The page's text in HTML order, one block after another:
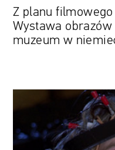
niemieckim
Hagen
Z planu
Wystawa
muzeum w
po
tablicy.
Kogo